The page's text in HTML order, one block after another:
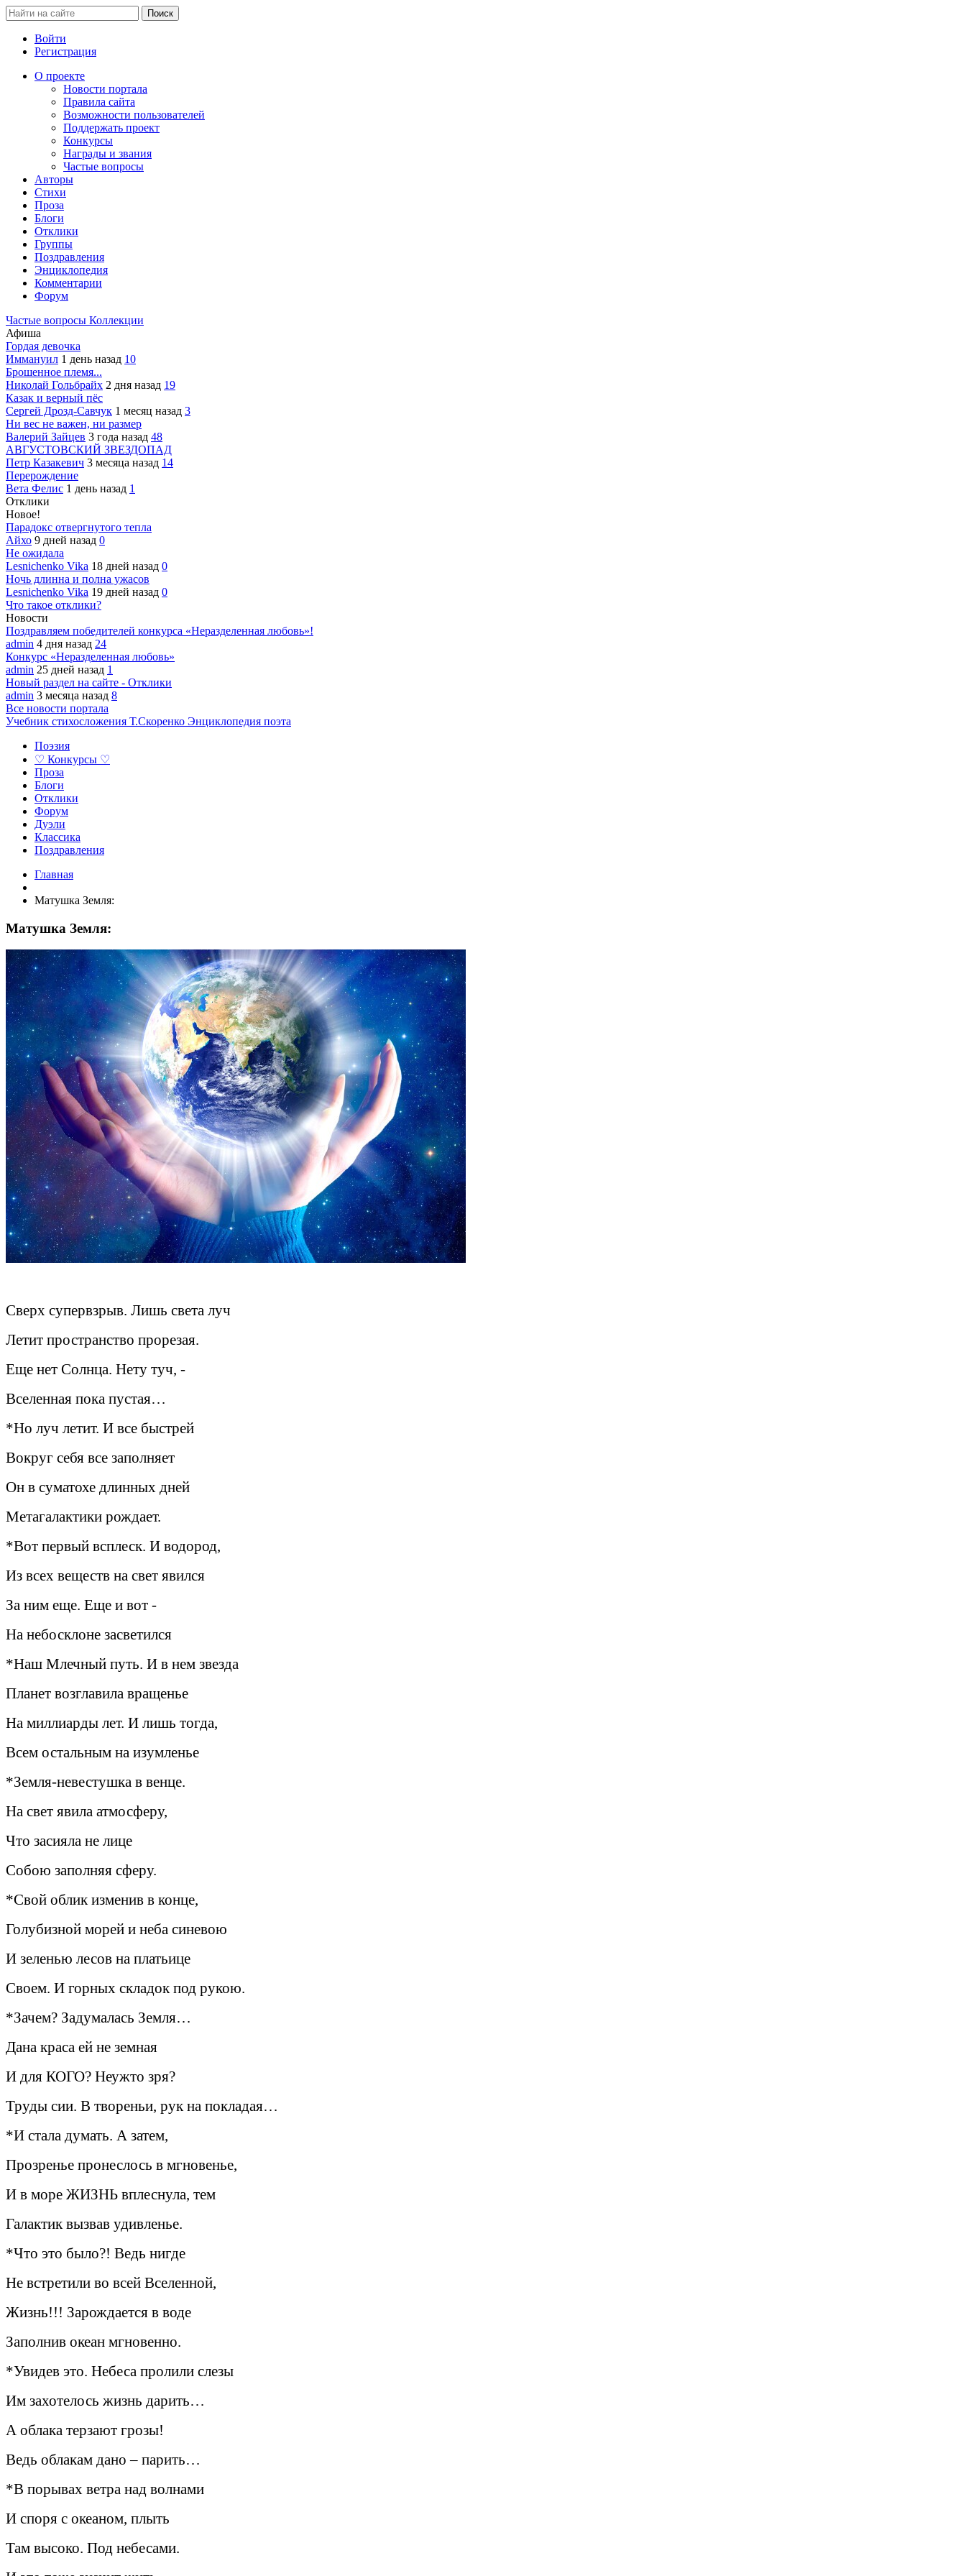
Войти
Регистрация
О проекте
Новости портала
Правила сайта
Возможности пользователей
Поддержать проект
Конкурсы
Награды и звания
Частые вопросы
Авторы
Стихи
Проза
Блоги
Отклики
Группы
Поздравления
Энциклопедия
Комментарии
Форум
Частые вопросы Коллекции
Афиша
Гордая девочка
Иммануил 1 день назад 10
Брошенное племя...
Николай Гольбрайх 2 дня назад 19
Казак и верный пёс
Сергей Дрозд-Савчук 1 месяц назад 3
Ни вес не важен, ни размер
Валерий Зайцев 3 года назад 48
АВГУСТОВСКИЙ ЗВЕЗДОПАД
Петр Казакевич 3 месяца назад 14
Перерождение
Вета Фелис 1 день назад 1
Отклики
Новое!
Парадокс отвергнутого тепла
Айхо 9 дней назад 0
Не ожидала
Lesnichenko Vika 18 дней назад 0
Ночь длинна и полна ужасов
Lesnichenko Vika 19 дней назад 0
Что такое отклики?
Новости
Поздравляем победителей конкурса «Неразделенная любовь»!
admin 4 дня назад 24
Конкурс «Неразделенная любовь»
admin 25 дней назад 1
Новый раздел на сайте - Отклики
admin 3 месяца назад 8
Все новости портала
Учебник стихосложения Т.Скоренко Энциклопедия поэта
Поэзия
♡ Конкурсы ♡
Проза
Блоги
Отклики
Форум
Дуэли
Классика
Поздравления
Главная
Матушка Земля:
Матушка Земля:
Сверх супервзрыв. Лишь света луч
Летит пространство прорезая.
Еще нет Солнца. Нету туч, -
Вселенная пока пустая…
*Но луч летит. И все быстрей
Вокруг себя все заполняет
Он в суматохе длинных дней
Метагалактики рождает.
*Вот первый всплеск. И водород,
Из всех веществ на свет явился
За ним еще. Еще и вот -
На небосклоне засветился
*Наш Млечный путь. И в нем звезда
Планет возглавила вращенье
На миллиарды лет. И лишь тогда,
Всем остальным на изумленье
*Земля-невестушка в венце.
На свет явила атмосферу,
Что засияла не лице
Собою заполняя сферу.
*Свой облик изменив в конце,
Голубизной морей и неба синевою
И зеленью лесов на платьице
Своем. И горных складок под рукою.
*Зачем? Задумалась Земля…
Дана краса ей не земная
И для КОГО? Неужто зря?
Труды сии. В твореньи, рук на покладая…
*И стала думать. А затем,
Прозренье пронеслось в мгновенье,
И в море ЖИЗНЬ вплеснула, тем
Галактик вызвав удивленье.
*Что это было?! Ведь нигде
Не встретили во всей Вселенной,
Жизнь!!! Зарождается в воде
Заполнив океан мгновенно.
*Увидев это. Небеса пролили слезы
Им захотелось жизнь дарить…
А облака терзают грозы!
Ведь облакам дано – парить…
*В порывах ветра над волнами
И споря с океаном, плыть
Там высоко. Под небесами.